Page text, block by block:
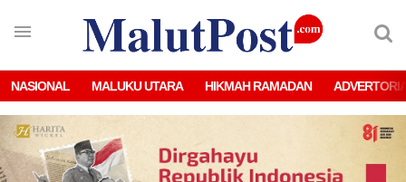
NASIONAL MALUKU UTARA HIKMAH RAMADAN